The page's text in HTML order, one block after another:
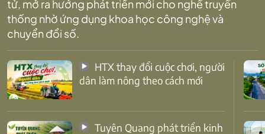
tử, mở ra hướng phát triển mới cho nghề truyền
thống nhờ ứng dụng khoa học công nghệ và
chuyển đổi số.
dân làm nông theo cách mới